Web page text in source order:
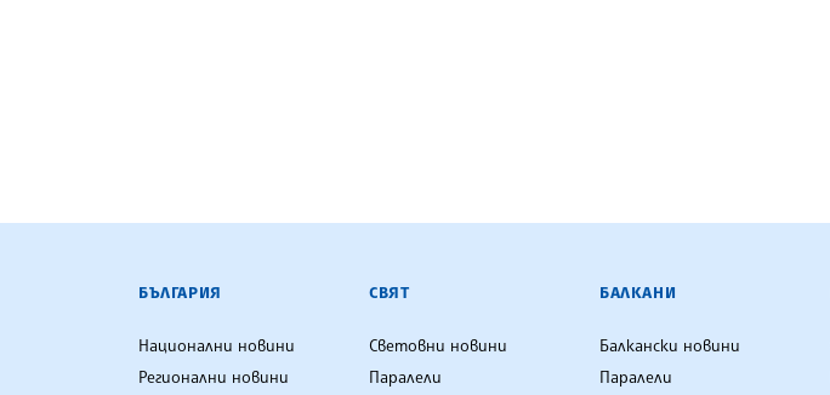
БЪЛГАРСКА ТЕЛЕГРАФНА АГЕНЦИЯ
БЪЛГАРИЯ
Национални новини
Регионални новини
СВЯТ
Световни новини
Паралели
БАЛКАНИ
Балкански новини
Паралели